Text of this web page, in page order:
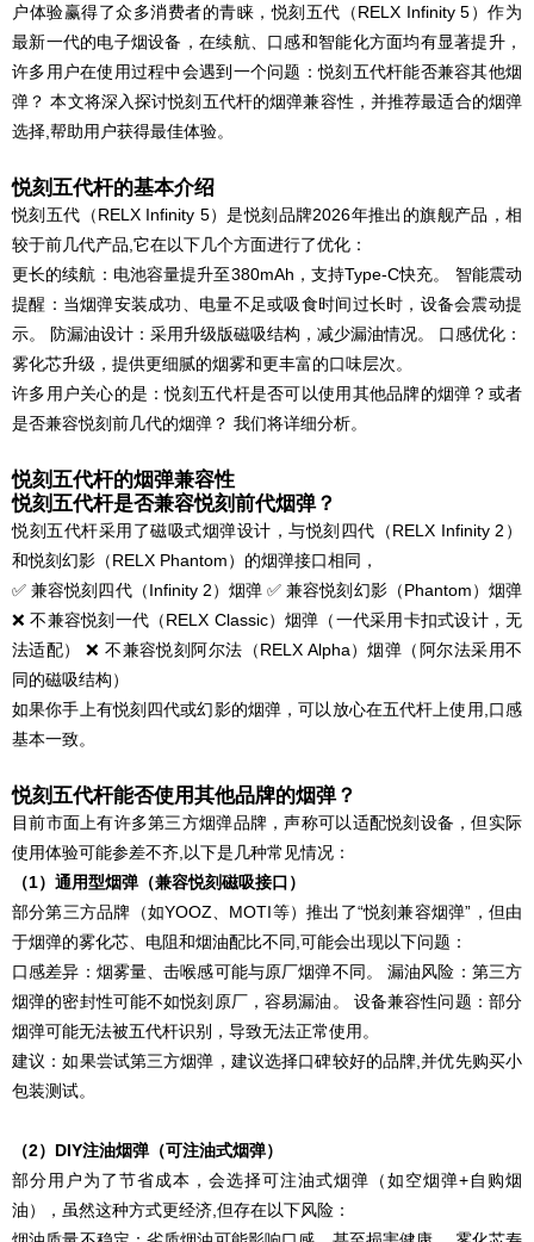
户体验赢得了众多消费者的青睐，悦刻五代（RELX Infinity 5）作为
最新一代的电子烟设备，在续航、口感和智能化方面均有显著提升，
许多用户在使用过程中会遇到一个问题：悦刻五代杆能否兼容其他烟
弹？ 本文将深入探讨悦刻五代杆的烟弹兼容性，并推荐最适合的烟弹
选择,帮助用户获得最佳体验。
悦刻五代杆的基本介绍
悦刻五代（RELX Infinity 5）是悦刻品牌2026年推出的旗舰产品，相
较于前几代产品,它在以下几个方面进行了优化：
更长的续航：电池容量提升至380mAh，支持Type-C快充。 智能震动
提醒：当烟弹安装成功、电量不足或吸食时间过长时，设备会震动提
示。 防漏油设计：采用升级版磁吸结构，减少漏油情况。 口感优化：
雾化芯升级，提供更细腻的烟雾和更丰富的口味层次。
许多用户关心的是：悦刻五代杆是否可以使用其他品牌的烟弹？或者
是否兼容悦刻前几代的烟弹？ 我们将详细分析。
悦刻五代杆的烟弹兼容性
悦刻五代杆是否兼容悦刻前代烟弹？
悦刻五代杆采用了磁吸式烟弹设计，与悦刻四代（RELX Infinity 2）
和悦刻幻影（RELX Phantom）的烟弹接口相同，
✅ 兼容悦刻四代（Infinity 2）烟弹 ✅ 兼容悦刻幻影（Phantom）烟弹
❌ 不兼容悦刻一代（RELX Classic）烟弹（一代采用卡扣式设计，无
法适配） ❌ 不兼容悦刻阿尔法（RELX Alpha）烟弹（阿尔法采用不
同的磁吸结构）
如果你手上有悦刻四代或幻影的烟弹，可以放心在五代杆上使用,口感
基本一致。
悦刻五代杆能否使用其他品牌的烟弹？
目前市面上有许多第三方烟弹品牌，声称可以适配悦刻设备，但实际
使用体验可能参差不齐,以下是几种常见情况：
（1）通用型烟弹（兼容悦刻磁吸接口）
部分第三方品牌（如YOOZ、MOTI等）推出了“悦刻兼容烟弹”，但由
于烟弹的雾化芯、电阻和烟油配比不同,可能会出现以下问题：
口感差异：烟雾量、击喉感可能与原厂烟弹不同。 漏油风险：第三方
烟弹的密封性可能不如悦刻原厂，容易漏油。 设备兼容性问题：部分
烟弹可能无法被五代杆识别，导致无法正常使用。
建议：如果尝试第三方烟弹，建议选择口碑较好的品牌,并优先购买小
包装测试。
（2）DIY注油烟弹（可注油式烟弹）
部分用户为了节省成本，会选择可注油式烟弹（如空烟弹+自购烟
油），虽然这种方式更经济,但存在以下风险：